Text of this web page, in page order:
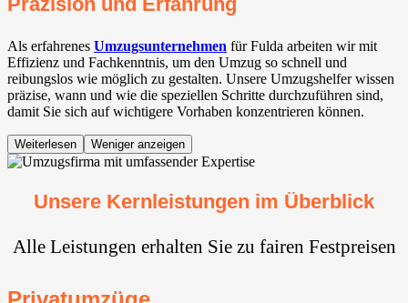
Als erfahrenes Umzugsunternehmen für Fulda arbeiten wir mit
Effizienz und Fachkenntnis, um den Umzug so schnell und
reibungslos wie möglich zu gestalten. Unsere Umzugshelfer wissen
präzise, wann und wie die speziellen Schritte durchzuführen sind,
damit Sie sich auf wichtigere Vorhaben konzentrieren können.
Weiterlesen Weniger anzeigen
Unsere Kernleistungen im Überblick
Alle Leistungen erhalten Sie zu fairen Festpreisen